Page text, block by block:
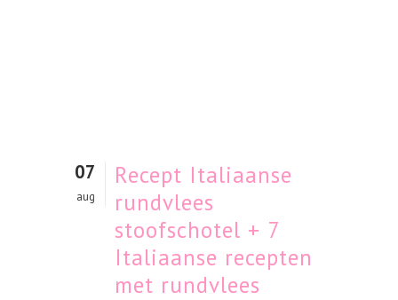
07
aug
Recept Italiaanse
rundvlees
stoofschotel + 7
Italiaanse recepten
met rundvlees